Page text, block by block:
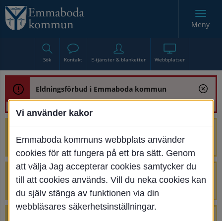
Sök Kontakt E-tjänster & blanketter Webbplatser
Meny
Eldningsförbud i Emmaboda kommun
renoveringen av Bjurbäcksbron
Tillfälliga avstängningar på Centrumtorget
v. 25-34
Vi använder kakor
Emmaboda kommuns webbplats använder
cookies för att fungera på ett bra sätt. Genom
att välja Jag accepterar cookies samtycker du
till att cookies används. Vill du neka cookies kan
du själv stänga av funktionen via din
webbläsares säkerhetsinställningar.